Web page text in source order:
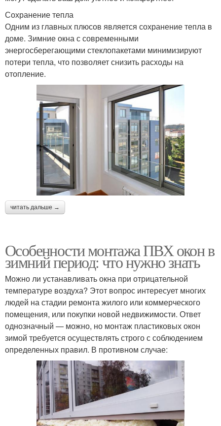
Сохранение тепла
Одним из главных плюсов является сохранение тепла в
доме. Зимние окна с современными
энергосберегающими стеклопакетами минимизируют
потери тепла, что позволяет снизить расходы на
отопление.
читать дальше →
Особенности монтажа ПВХ окон в
зимний период: что нужно знать
Можно ли устанавливать окна при отрицательной
температуре воздуха? Этот вопрос интересует многих
людей на стадии ремонта жилого или коммерческого
помещения, или покупки новой недвижимости. Ответ
однозначный — можно, но монтаж пластиковых окон
зимой требуется осуществлять строго с соблюдением
определенных правил. В противном случае: